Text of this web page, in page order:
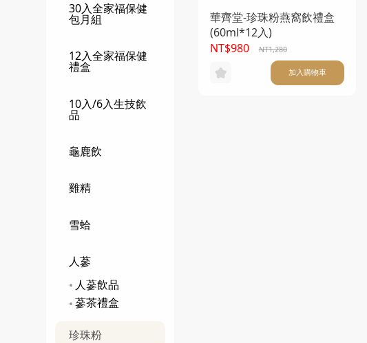
30入全家福保健
包月組
12入全家福保健
禮盒
10入/6入生技飲
品
龜鹿飲
雞精
雪蛤
人蔘
人蔘飲品
蔘茶禮盒
珍珠粉
華齊堂-珍珠粉燕窩飲禮盒
(60ml*12入)
NT$980
NT1,280
加入購物車